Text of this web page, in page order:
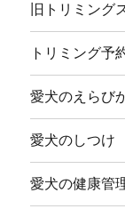
旧トリミング
トリミング予
愛犬のえらび
愛犬のしつけ
愛犬の健康管